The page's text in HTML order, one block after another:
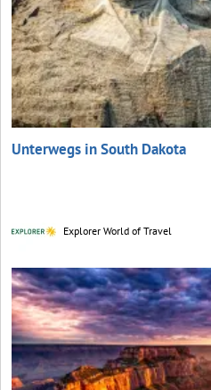
Unterwegs in South Dakota
Explorer World of Travel